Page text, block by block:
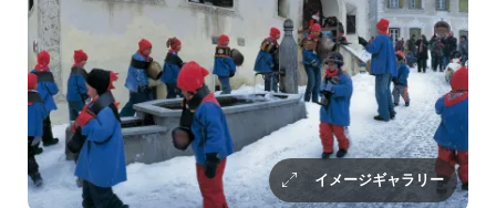
イメージギャラリー